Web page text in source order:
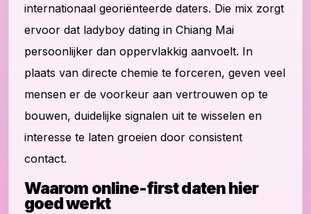
internationaal georiënteerde daters. Die mix zorgt
ervoor dat ladyboy dating in Chiang Mai
persoonlijker dan oppervlakkig aanvoelt. In
plaats van directe chemie te forceren, geven veel
mensen er de voorkeur aan vertrouwen op te
bouwen, duidelijke signalen uit te wisselen en
interesse te laten groeien door consistent
contact.
Waarom online-first daten hier
goed werkt